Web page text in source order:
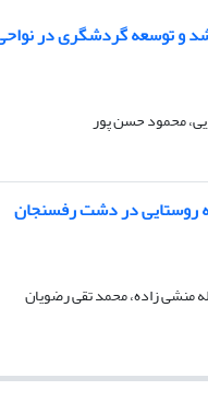
و توسعه گردشگری در
محمود حسن پور
روستایی در دشت رفسنجان
منشی زاده، محمد تقی رضویان